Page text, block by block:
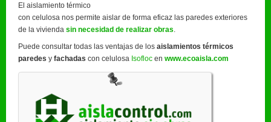
El aislamiento térmico
con celulosa nos permite aislar de forma eficaz las paredes exteriores
de la vivienda sin necesidad de realizar obras
Puede consultar todas las ventajas de los aislamientos térmicos
paredes y fachadas con celulosa Isofloc en www.ecoaisla.com